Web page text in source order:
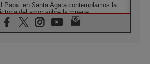
Papa: en Santa Ágata contemplamos la
del amor sobre la muerte
08.08.2026
XIV visitará el Santuario de la Madre